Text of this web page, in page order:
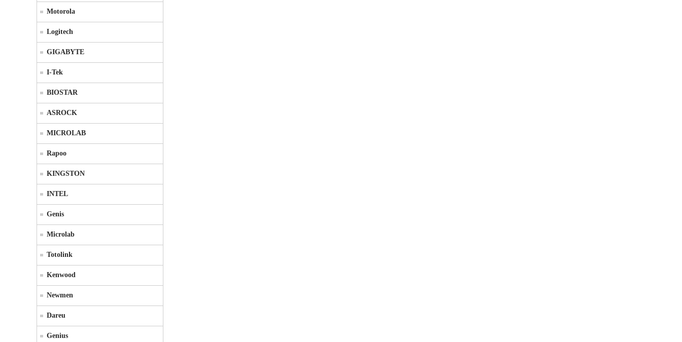
Motorola
Logitech
GIGABYTE
I-Tek
BIOSTAR
ASROCK
MICROLAB
Rapoo
KINGSTON
INTEL
Genis
Microlab
Totolink
Kenwood
Newmen
Dareu
Genius